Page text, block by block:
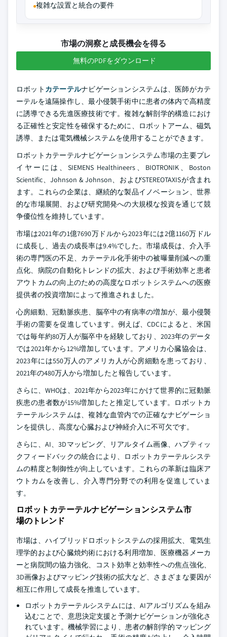
複雑な設置と統合の要件
市場の洞察と成長機会を得る
無料のPDFをダウンロード
ロボット カテーテルナビゲーションシステムは、医師がカテ
ーテルを遠隔操作し、最小侵襲手術中に患者の体内で高精度
に誘導できる先進医療技術です。複雑な解剖学的構造におけ
る正確性と安定性を確保するために、ロボットアーム、磁気
誘導、または電気機械システムを使用することができます。
ロボットカテーテルナビゲーションシステム市場の主要プレ
イヤーには、SIEMENS Healthineers、BIOTRONIK、Boston
Scientific、Johnson & Johnson、およびSTEREOTAXISが含まれ
ます。これらの企業は、継続的な製品イノベーション、世界
的な市場展開、および研究開発への大規模な投資を通じて競
争優位性を維持しています。
市場は2021年の1億7690万ドルから2023年には2億1160万ドル
に成長し、過去の成長率は9.4%でした。市場成長は、介入手
術の専門医の不足、カテーテル化手術中の被曝量削減への重
点化、病院の自動化トレンドの拡大、および手術効率と患者
アウトカムの向上のための高度なロボットシステムへの医療
提供者の投資増加によって推進されました。
心房細動、冠動脈疾患、脳卒中の有病率の増加が、最小侵襲
手術の需要を促進しています。例えば、CDCによると、米国
では毎年約80万人が脳卒中を経験しており、2023年のデータ
では2021年から12%増加しています。アメリカ心臓協会は、
2023年には550万人のアメリカ人が心房細動を患っており、
2021年の480万人から増加したと報告しています。
さらに、WHOは、2021年から2023年にかけて世界的に冠動脈
疾患の患者数が15%増加したと推定しています。ロボットカ
テーテルシステムは、複雑な血管内での正確なナビゲーショ
ンを提供し、高度な心臓および神経介入に不可欠です。
さらに、AI、3Dマッピング、リアルタイム画像、ハプティッ
クフィードバックの統合により、ロボットカテーテルシステ
ムの精度と制御性が向上しています。これらの革新は臨床ア
ウトカムを改善し、介入専門分野での利用を促進していま
す。
ロボットカテーテルナビゲーションシステム市
場のトレンド
市場は、ハイブリッドロボットシステムの採用拡大、電気生
理学的および心臓焼灼術における利用増加、医療機器メーカ
ーと病院間の協力強化、コスト効率と効率性への焦点強化、
3D画像およびマッピング技術の拡大など、さまざまな要因が
相互に作用して成長を推進しています。
ロボットカテーテルシステムには、AIアルゴリズムを組み
込むことで、意思決定支援と予測ナビゲーションが強化さ
れています。機械学習により、患者の解剖学的マッピング